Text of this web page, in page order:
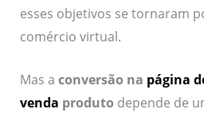
esses objetivos se tornaram
comércio virtual.
Mas a conversão na página
venda produto depende de